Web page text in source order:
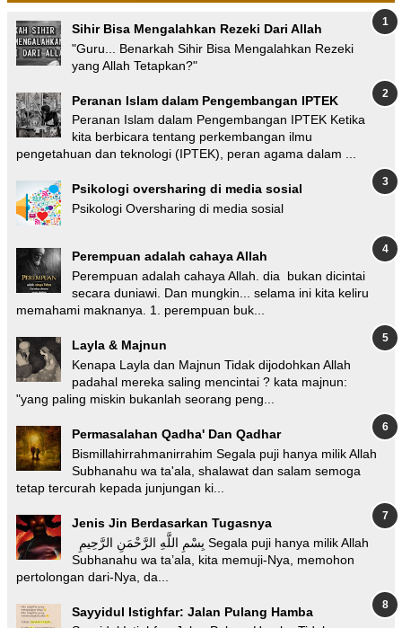
Sihir Bisa Mengalahkan Rezeki Dari Allah
"Guru... Benarkah Sihir Bisa Mengalahkan Rezeki
yang Allah Tetapkan?"
Peranan Islam dalam Pengembangan IPTEK
Peranan Islam dalam Pengembangan IPTEK Ketika
kita berbicara tentang perkembangan ilmu
pengetahuan dan teknologi (IPTEK), peran agama dalam ...
Psikologi oversharing di media sosial
Psikologi Oversharing di media sosial
Perempuan adalah cahaya Allah
Perempuan adalah cahaya Allah. dia bukan dicintai
secara duniawi. Dan mungkin... selama ini kita keliru
memahami maknanya. 1. perempuan buk...
Layla & Majnun
Kenapa Layla dan Majnun Tidak dijodohkan Allah
padahal mereka saling mencintai ? kata majnun:
"yang paling miskin bukanlah seorang peng...
Permasalahan Qadha' Dan Qadhar
Bismillahirrahmanirrahim Segala puji hanya milik Allah
Subhanahu wa ta'ala, shalawat dan salam semoga
tetap tercurah kepada junjungan ki...
Jenis Jin Berdasarkan Tugasnya
Subhanahu wa ta’ala, kita memuji-Nya, memohon
pertolongan dari-Nya, da...
Sayyidul Istighfar: Jalan Pulang Hamba